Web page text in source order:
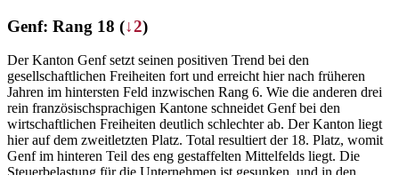
Genf: Rang 18 (↓2)
Der Kanton Genf setzt seinen positiven Trend bei den
gesellschaftlichen Freiheiten fort und erreicht hier nach früheren
Jahren im hintersten Feld inzwischen Rang 6. Wie die anderen drei
rein französischsprachigen Kantone schneidet Genf bei den
wirtschaftlichen Freiheiten deutlich schlechter ab. Der Kanton liegt
hier auf dem zweitletzten Platz. Total resultiert der 18. Platz, womit
Genf im hinteren Teil des eng gestaffelten Mittelfelds liegt. Die